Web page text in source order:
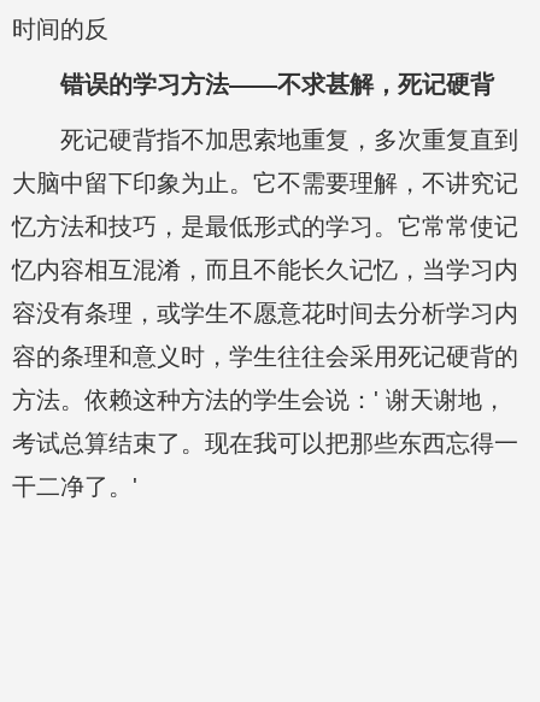
时间的反
错误的学习方法——不求甚解，死记硬背
死记硬背指不加思索地重复，多次重复直到
大脑中留下印象为止。它不需要理解，不讲究记
忆方法和技巧，是最低形式的学习。它常常使记
忆内容相互混淆，而且不能长久记忆，当学习内
容没有条理，或学生不愿意花时间去分析学习内
容的条理和意义时，学生往往会采用死记硬背的
方法。依赖这种方法的学生会说：' 谢天谢地，
考试总算结束了。现在我可以把那些东西忘得一
干二净了。'